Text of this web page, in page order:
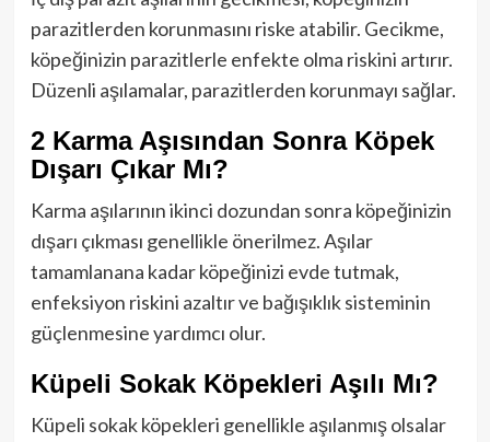
parazitlerden korunmasını riske atabilir. Gecikme,
köpeğinizin parazitlerle enfekte olma riskini artırır.
Düzenli aşılamalar, parazitlerden korunmayı sağlar.
2 Karma Aşısından Sonra Köpek
Dışarı Çıkar Mı?
Karma aşılarının ikinci dozundan sonra köpeğinizin
dışarı çıkması genellikle önerilmez. Aşılar
tamamlanana kadar köpeğinizi evde tutmak,
enfeksiyon riskini azaltır ve bağışıklık sisteminin
güçlenmesine yardımcı olur.
Küpeli Sokak Köpekleri Aşılı Mı?
Küpeli sokak köpekleri genellikle aşılanmış olsalar